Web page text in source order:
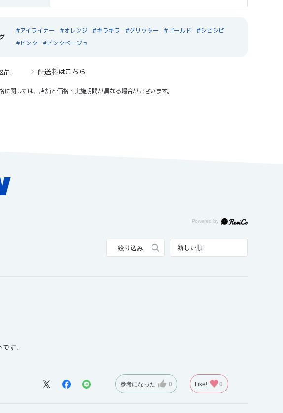
アイライナー オレンジ キラキラ グリッター ゴールド
シピシピ
ピンク
ピンクベージュ
品 配送料はこちら
関しては、店舗と価格・実施期間が異なる場合がございます。
絞り込み 表示：新しい順
す、
参考になった 0 Like! 0